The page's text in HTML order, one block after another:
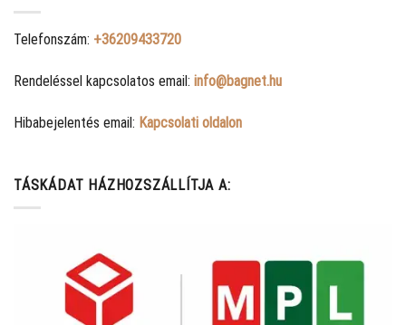
Telefonszám: +36209433720
Rendeléssel kapcsolatos email: info@bagnet.hu
Hibabejelentés email: Kapcsolati oldalon
TÁSKÁDAT HÁZHOZSZÁLLÍTJA A: